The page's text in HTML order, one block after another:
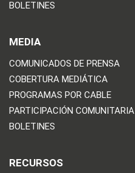
BOLETINES
MEDIA
COMUNICADOS DE PRENSA
COBERTURA MEDIÁTICA
PROGRAMAS POR CABLE
PARTICIPACIÓN COMUNITARIA
BOLETINES
RECURSOS